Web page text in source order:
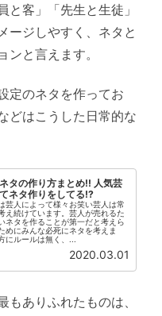
と客」「先生と生徒」
ージしやすく、ネタと
ンと言えます。
定のネタを作ってお
どはこうした日常的な
タの作り方まとめ!! 人気芸
ネタ作りをしてる!?
芸人によって様々お笑い芸人は常
え続けています。芸人が売れるた
ネタを作ることが第一だと考えら
めにみんな必死にネタを考えま
にルールは無く、...
2020.03.01
ありふれたものは、